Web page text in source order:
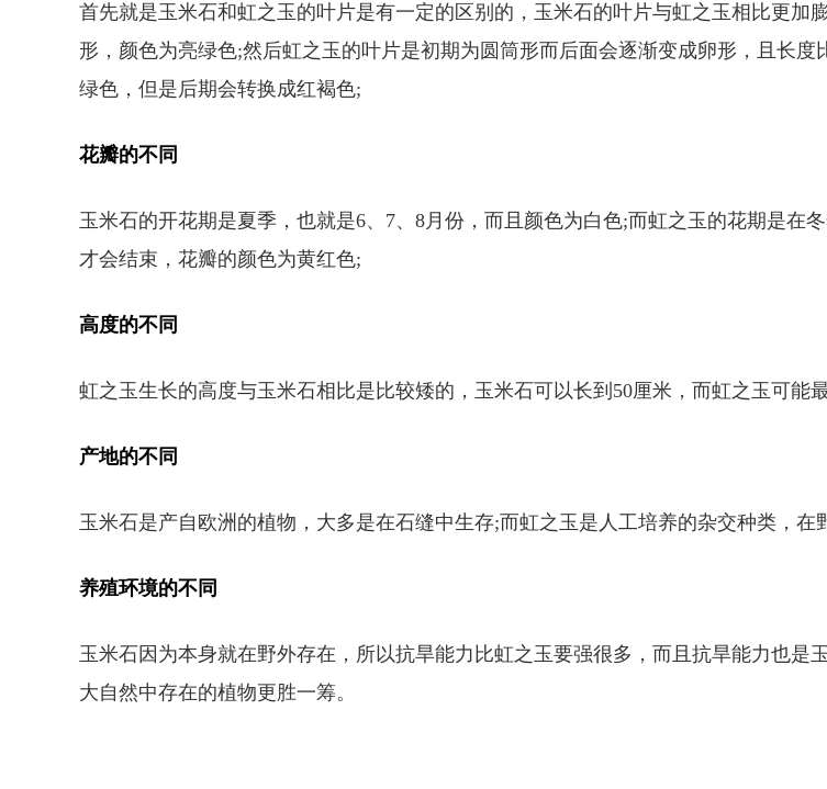
首先就是玉米石和虹之玉的叶片是有一定的区别的，玉米石的叶片与虹之玉相比更加
形，颜色为亮绿色;然后虹之玉的叶片是初期为圆筒形而后面会逐渐变成卵形，且长度
绿色，但是后期会转换成红褐色;
花瓣的不同
玉米石的开花期是夏季，也就是6、7、8月份，而且颜色为白色;而虹之玉的花期是在
才会结束，花瓣的颜色为黄红色;
高度的不同
虹之玉生长的高度与玉米石相比是比较矮的，玉米石可以长到50厘米，而虹之玉可能
产地的不同
玉米石是产自欧洲的植物，大多是在石缝中生存;而虹之玉是人工培养的杂交种类，在
养殖环境的不同
玉米石因为本身就在野外存在，所以抗旱能力比虹之玉要强很多，而且抗旱能力也是
大自然中存在的植物更胜一筹。